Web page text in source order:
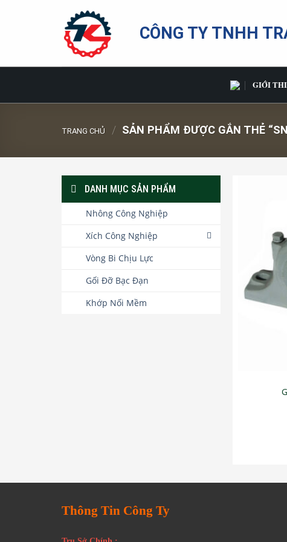
CÔNG TY TNHH
GIỚI
TRANG CHỦ / SẢN PHẨM ĐƯỢC GẮN THẺ
DANH MỤC SẢN PHẨM
Nhông Công Nghiệp
Xích Công Nghiệp
Vòng Bi Chịu Lực
Gối Đỡ Bạc Đạn
Khớp Nối Mềm
Thông Tin Công Ty